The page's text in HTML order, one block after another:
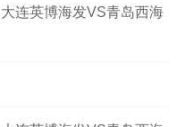
连英博海发VS青岛西海